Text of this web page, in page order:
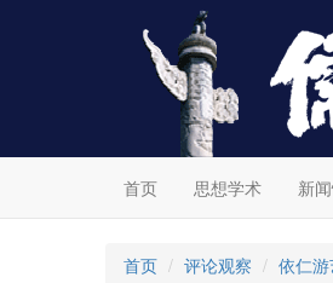
首页 思想学术 新
首页 评论观察 依仁